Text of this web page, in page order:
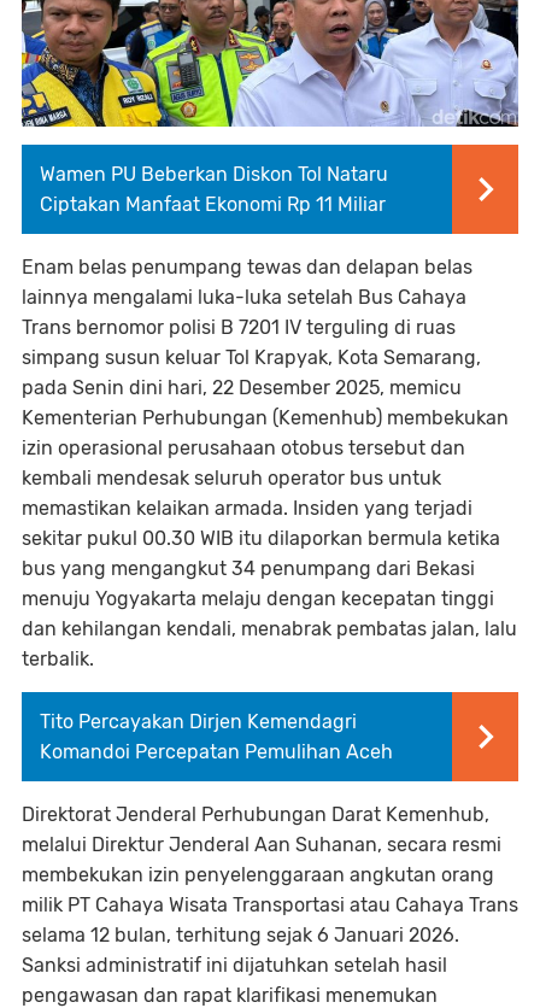
Wamen PU Beberkan Diskon Tol Nataru
Ciptakan Manfaat Ekonomi Rp 11 Miliar
Enam belas penumpang tewas dan delapan belas
lainnya mengalami luka-luka setelah Bus Cahaya
Trans bernomor polisi B 7201 IV terguling di ruas
simpang susun keluar Tol Krapyak, Kota Semarang,
pada Senin dini hari, 22 Desember 2025, memicu
Kementerian Perhubungan (Kemenhub) membekukan
izin operasional perusahaan otobus tersebut dan
kembali mendesak seluruh operator bus untuk
memastikan kelaikan armada. Insiden yang terjadi
sekitar pukul 00.30 WIB itu dilaporkan bermula ketika
bus yang mengangkut 34 penumpang dari Bekasi
menuju Yogyakarta melaju dengan kecepatan tinggi
dan kehilangan kendali, menabrak pembatas jalan, lalu
terbalik.
Tito Percayakan Dirjen Kemendagri
Komandoi Percepatan Pemulihan Aceh
Direktorat Jenderal Perhubungan Darat Kemenhub,
melalui Direktur Jenderal Aan Suhanan, secara resmi
membekukan izin penyelenggaraan angkutan orang
milik PT Cahaya Wisata Transportasi atau Cahaya Trans
selama 12 bulan, terhitung sejak 6 Januari 2026.
Sanksi administratif ini dijatuhkan setelah hasil
pengawasan dan rapat klarifikasi menemukan